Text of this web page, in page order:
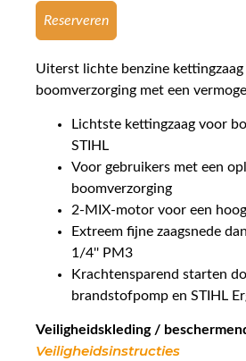
Reserveren
Uiterst lichte benzine
boomverzorging met een
Lichtste kettingzaag voor
STIHL
Voor gebruikers met een
boomverzorging
2-MIX-motor voor een
Extreem fijne zaagsnede
1/4'' PM3
Krachtensparend starten
brandstofpomp en STIHL
Veiligheidskleding /
Veiligheidsinstructies